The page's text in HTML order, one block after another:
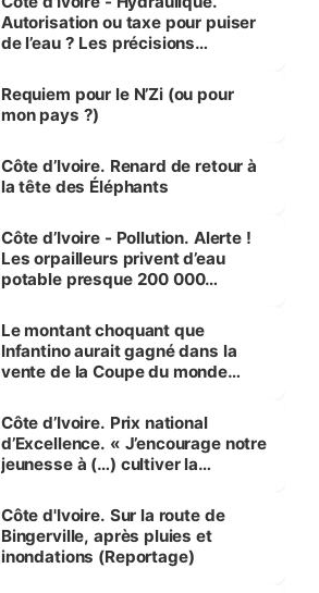
Autorisation ou taxe pour puiser
de l’eau ? Les précisions
Requiem pour le N’Zi (ou pour
mon pays ?)
Côte d’Ivoire. Renard de retour à
la tête des Éléphants
Côte d’Ivoire - Pollution. Alerte !
Les orpailleurs privent d’eau
potable presque 200 000
Le montant choquant que
Infantino aurait gagné dans la
vente de la Coupe du monde
Côte d’Ivoire. Prix national
d’Excellence. « J’encourage notre
jeunesse à (…) cultiver la
(Alassane Ouattara
Côte d'Ivoire. Sur la route de
Bingerville, après pluies et
inondations (Reportage)